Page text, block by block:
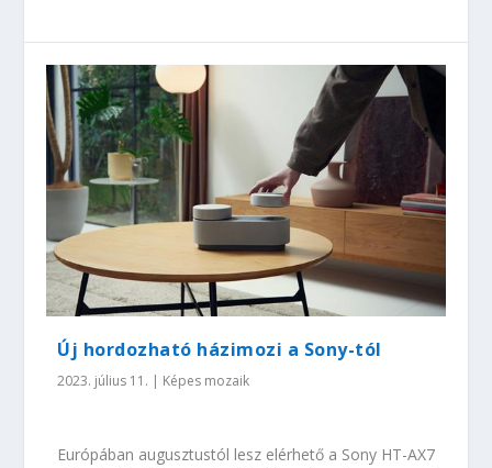
Új hordozható házimozi a Sony-tól
2023. július 11. | Képes mozaik
Európában augusztustól lesz elérhető a Sony HT-AX7